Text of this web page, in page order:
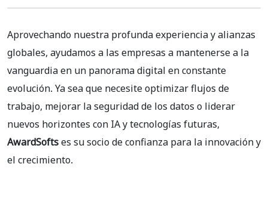
Aprovechando nuestra profunda experiencia y alianzas
globales, ayudamos a las empresas a mantenerse a la
vanguardia en un panorama digital en constante
evolución. Ya sea que necesite optimizar flujos de
trabajo, mejorar la seguridad de los datos o liderar
nuevos horizontes con IA y tecnologías futuras,
AwardSoftses su socio de confianza para la innovación y
el crecimiento.